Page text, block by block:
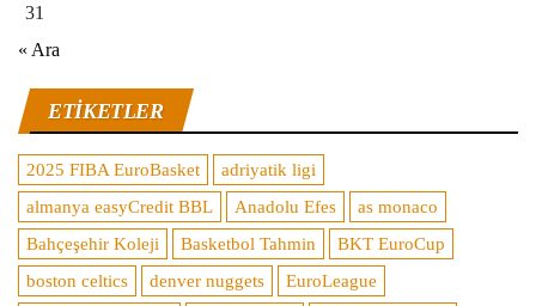
31
« Ara
ETIKETLER
2025 FIBA EuroBasket
adriyatik ligi
almanya easyCredit BBL
Anadolu Efes
as monaco
Bahçeşehir Koleji
Basketbol Tahmin
BKT EuroCup
boston celtics
denver nuggets
EuroLeague